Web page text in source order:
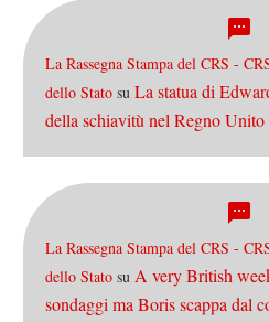
La Rassegna Stampa del CRS -
dello Stato su La statua di
della schiavitù nel Regno Unito
La Rassegna Stampa del CRS -
dello Stato su A very British
sondaggi ma Boris scappa dal